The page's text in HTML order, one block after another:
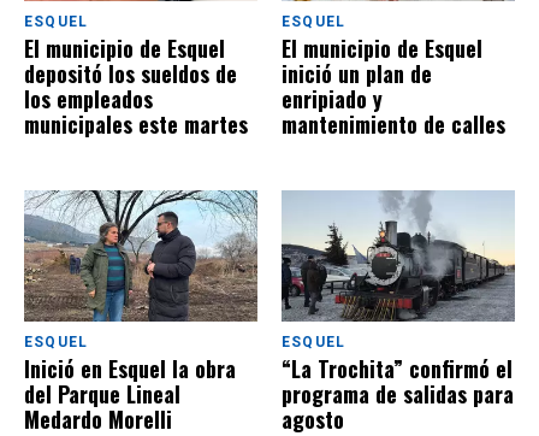
ESQUEL
El municipio de Esquel
depositó los sueldos de
los empleados
municipales este martes
ESQUEL
El municipio de Esquel
inició un plan de
enripiado y
mantenimiento de calles
ESQUEL
Inició en Esquel la obra
del Parque Lineal
Medardo Morelli
ESQUEL
“La Trochita” confirmó el
programa de salidas para
agosto